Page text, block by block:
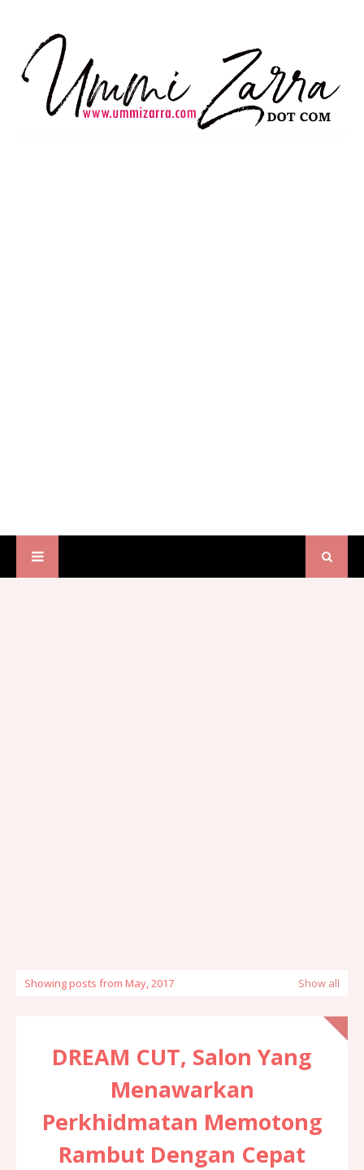
Showing posts from May, 2017 Show all
DREAM CUT, Salon Yang
Menawarkan
Perkhidmatan Memotong
Rambut Dengan Cepat